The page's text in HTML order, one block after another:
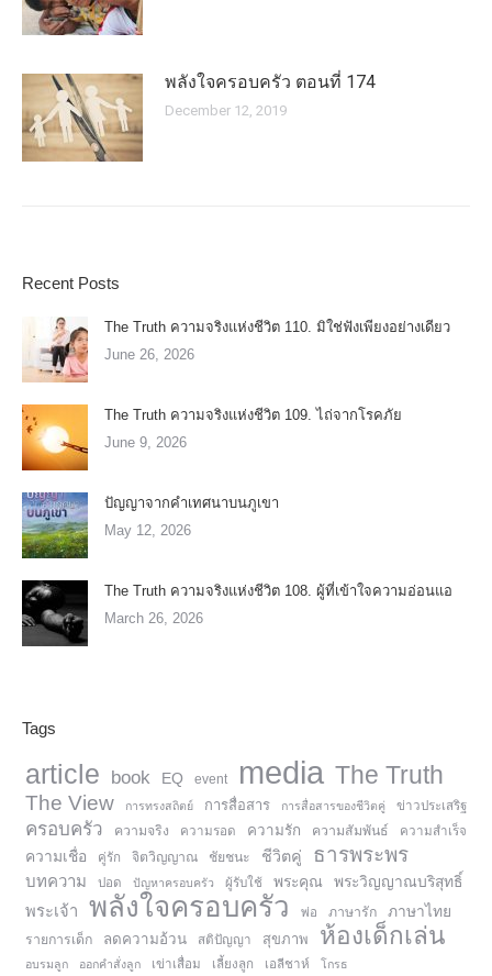
พลังใจครอบครัว ตอนที่ 174
December 12, 2019
Recent Posts
The Truth ความจริงแห่งชีวิต 110. มิใช่ฟังเพียงอย่างเดียว
June 26, 2026
The Truth ความจริงแห่งชีวิต 109. ไถ่จากโรคภัย
June 9, 2026
ปัญญาจากคำเทศนาบนภูเขา
May 12, 2026
The Truth ความจริงแห่งชีวิต 108. ผู้ที่เข้าใจความอ่อนแอ
March 26, 2026
Tags
article book EQ event media The Truth
The View การทรงสถิตย์ การสื่อสาร การสื่อสารของชีวิตคู่ ข่าวประเสริฐ
ครอบครัว ความจริง ความรอด ความรัก ความสัมพันธ์ ความสำเร็จ
ความเชื่อ คู่รัก จิตวิญญาณ ชัยชนะ ชีวิตคู่ ธารพระพร
บทความ ปอด ปัญหาครอบครัว ผู้รับใช้ พระคุณ
พระวิญญาณบริสุทธิ์
พระเจ้า
พลังใจครอบครัว พ่อ ภาษารัก ภาษาไทย
รายการเด็ก ลดความอ้วน สติปัญญา สุขภาพ ห้องเด็กเล่น
อบรมลูก ออกคำสั่งลูก เข่าเสื่อม เลี้ยงลูก เอลีชาห์ โกรธ